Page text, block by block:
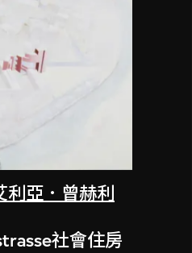
利亞．曾赫利
社會住房